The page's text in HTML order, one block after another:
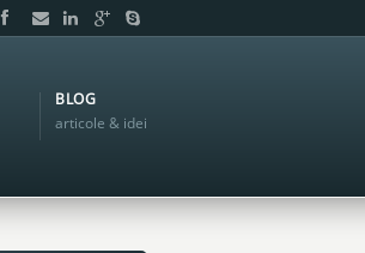
BLOG
articole & idei